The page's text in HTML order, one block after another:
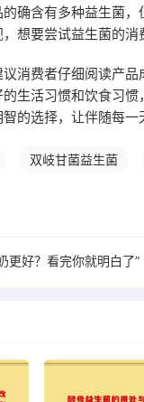
确含有多种益生菌
想要尝试益生菌的消
消费者仔细阅读产
生活习惯和饮食习
的选择，让伴随每一
双岐甘菌益生菌
更好？看完你就明白了”